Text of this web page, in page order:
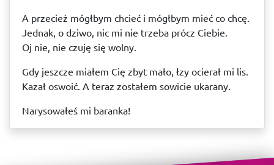
A przecież mógłbym chcieć i mógłbym mieć co chcę.
Jednak, o dziwo, nic mi nie trzeba prócz Ciebie.
Oj nie, nie czuję się wolny.
Gdy jeszcze miałem Cię zbyt mało, łzy ocierał mi lis.
Kazał oswoić. A teraz zostałem sowicie ukarany.
Narysowałeś mi baranka!